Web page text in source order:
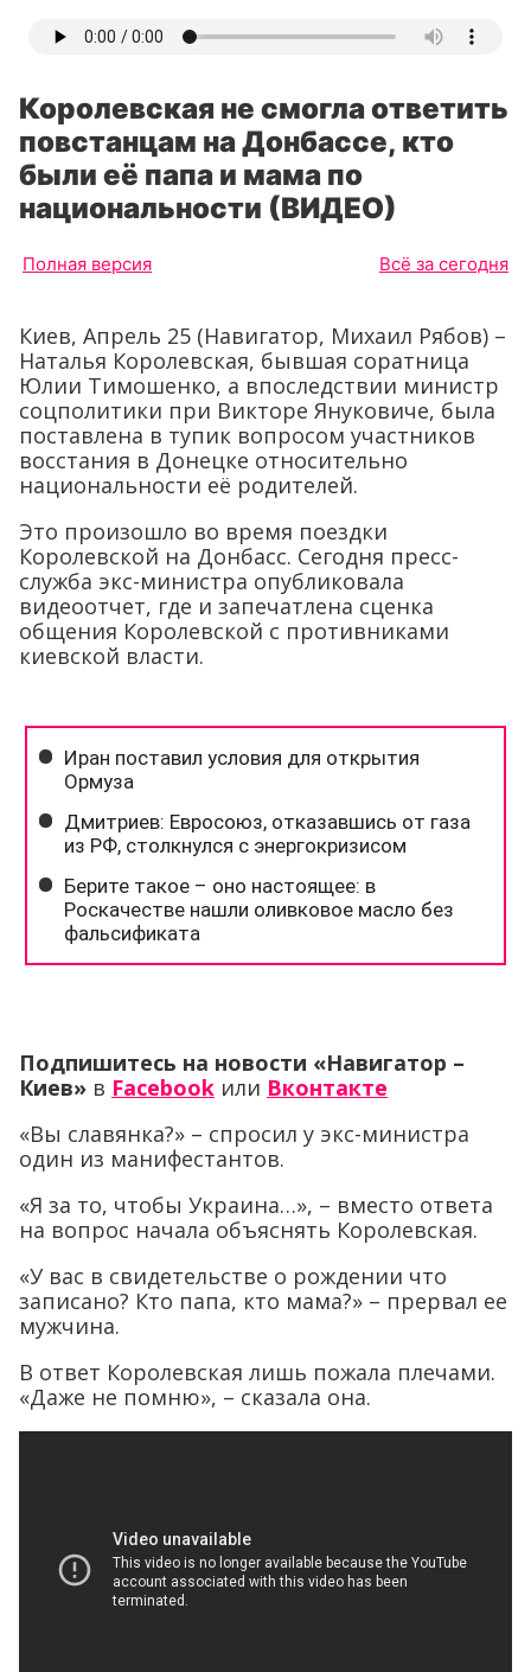
Королевская не смогла ответить
повстанцам на Донбассе, кто
были её папа и мама по
национальности (ВИДЕО)
Полная версия Всё за сегодня
Киев, Апрель 25 (Навигатор, Михаил Рябов) –
Наталья Королевская, бывшая соратница
Юлии Тимошенко, а впоследствии министр
соцполитики при Викторе Януковиче, была
поставлена в тупик вопросом участников
восстания в Донецке относительно
национальности её родителей.
Это произошло во время поездки
Королевской на Донбасс. Сегодня пресс-
служба экс-министра опубликовала
видеоотчет, где и запечатлена сценка
общения Королевской с противниками
киевской власти.
Подпишитесь на новости «Навигатор –
Киев» в Facebook или Вконтакте
«Вы славянка?» – спросил у экс-министра
один из манифестантов.
«Я за то, чтобы Украина…», – вместо ответа
на вопрос начала объяснять Королевская.
«У вас в свидетельстве о рождении что
записано? Кто папа, кто мама?» – прервал ее
мужчина.
В ответ Королевская лишь пожала плечами.
«Даже не помню», – сказала она.